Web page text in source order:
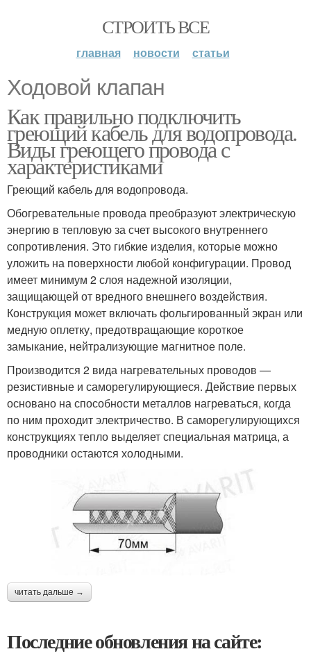
СТРОИТЬ ВСЕ
главная новости статьи
Ходовой клапан
Как правильно подключить
греющий кабель для водопровода.
Виды греющего провода с
характеристиками
Греющий кабель для водопровода.
Обогревательные провода преобразуют электрическую
энергию в тепловую за счет высокого внутреннего
сопротивления. Это гибкие изделия, которые можно
уложить на поверхности любой конфигурации. Провод
имеет минимум 2 слоя надежной изоляции,
защищающей от вредного внешнего воздействия.
Конструкция может включать фольгированный экран или
медную оплетку, предотвращающие короткое
замыкание, нейтрализующие магнитное поле.
Производится 2 вида нагревательных проводов —
резистивные и саморегулирующиеся. Действие первых
основано на способности металлов нагреваться, когда
по ним проходит электричество. В саморегулирующихся
конструкциях тепло выделяет специальная матрица, а
проводники остаются холодными.
читать дальше →
Последние обновления на сайте: